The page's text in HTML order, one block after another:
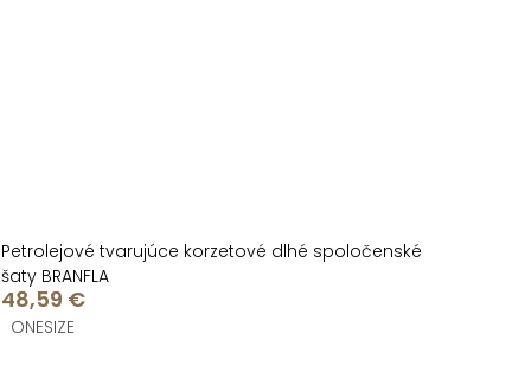
Petrolejové tvarujúce korzetové dlhé spoločenské
šaty BRANFLA
48,59 €
ONESIZE